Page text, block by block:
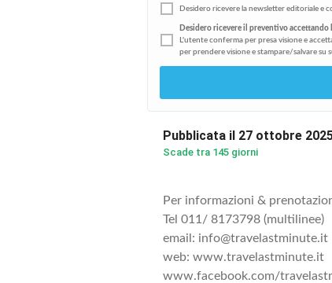
Desidero ricevere la newsletter editoriale e
Desidero ricevere il preventivo
L'utente conferma per presa visione e
per prendere visione e stampare/salvare su
Pubblicata il 27 ottobre
Scade tra 145 giorni
Per informazioni &
Tel 011/ 8173798 (multilinee)
email: info@travelastminute.it
web: www.travelastminute.it
www.facebook.com/